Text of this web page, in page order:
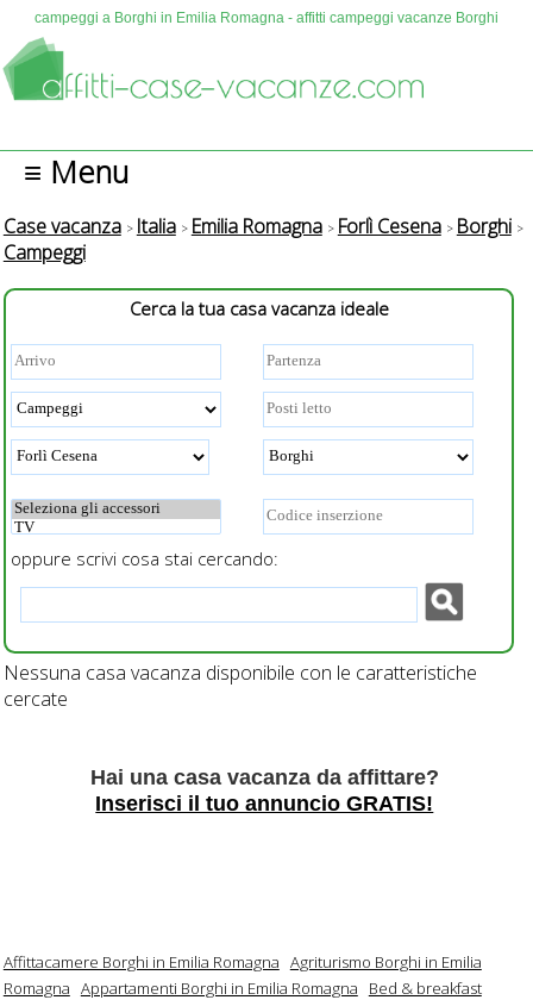
campeggi a Borghi in Emilia Romagna - affitti campeggi vacanze Borghi
≡ Menu
Case vacanza Italia Emilia Romagna Forlì Cesena
Borghi
Campeggi
Cerca la tua casa vacanza ideale
oppure scrivi cosa stai cercando:
Nessuna casa vacanza disponibile con le caratteristiche
cercate
Hai una casa vacanza da affittare?
Inserisci il tuo annuncio GRATIS!
Affittacamere Borghi in Emilia Romagna Agriturismo Borghi in Emilia
Romagna Appartamenti Borghi in Emilia Romagna
Bed & breakfast